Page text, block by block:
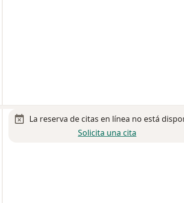
La reserva de citas en línea no está
Solicita una cita